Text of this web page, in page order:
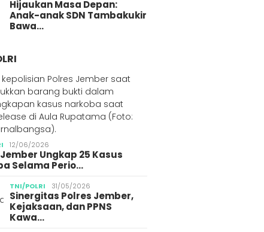
Hijaukan Masa Depan:
Anak-anak SDN Tambakukir
Bawa…
12/06/2026
Ungkap 25 Kasus
Selama Perio…
TNI/POLRI 31/05/2026
Sinergitas Polres Jember,
Kejaksaan, dan PPNS
Kawa…